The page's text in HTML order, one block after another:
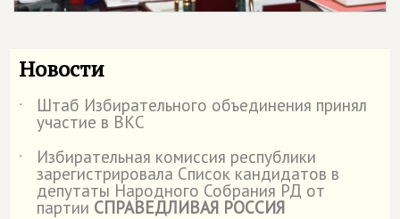
Новости
˙ Штаб Избирательного объединения принял
участие в ВКС
˙
Избирательная комиссия республики
зарегистрировала Список кандидатов в
депутаты Народного Собрания РД от
партии СПРАВЕДЛИВАЯ РОССИЯ